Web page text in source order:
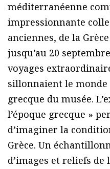
méditerranéenne
impressionnante
anciennes, de la
jusqu’au 20
voyages
sillonnaient le monde
grecque du musée.
l’époque grecque »
d’imaginer la
Grèce. Un
d’images et reliefs de